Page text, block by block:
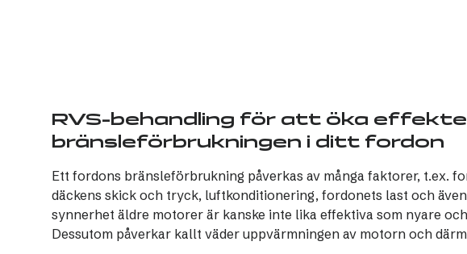
RVS-behandling för att öka
bränsleförbrukningen i ditt fordon
Ett fordons bränsleförbrukning påverkas av många faktorer, t.ex.
däckens skick och tryck, luftkonditionering, fordonets last och
synnerhet äldre motorer är kanske inte lika effektiva som nyare
Dessutom påverkar kallt väder uppvärmningen av motorn och